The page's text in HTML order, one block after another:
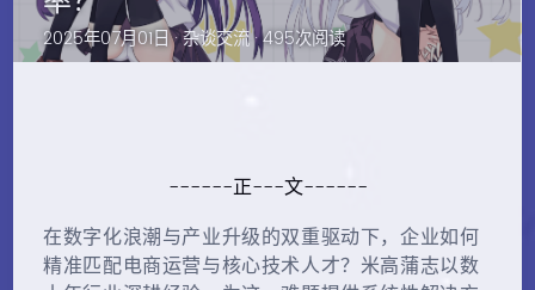
2025年07月01日 ·杂谈交流· 495次阅读
------正---文------
在数字化浪潮与产业升级的双重驱动下，企业如何
精准匹配电商运营与核心技术人才？米高蒲志以数